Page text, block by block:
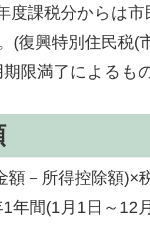
度課税分からは
(復興特別住民税(
限満了によるも
額－所得控除額)×
年間(1月1日～12